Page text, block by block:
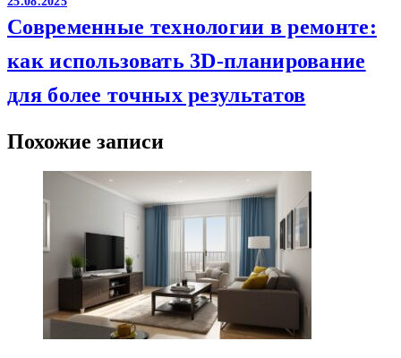
Современные технологии в ремонте:
как использовать 3D-планирование
для более точных результатов
Похожие записи